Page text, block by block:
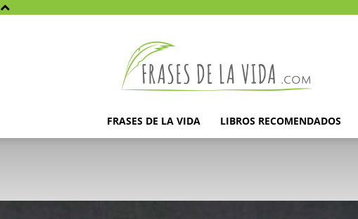
la
vida
FRASES DE LA VIDA LIBROS RECOMENDADOS